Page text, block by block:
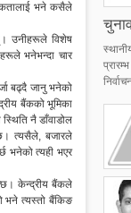
भने कसैले
उनीहरूले विशेष
भनेभन्दा चार
बढ्दै जानु भनेको
बैंकको भूमिका
नै डाँवाडोल
त्यसैले, बजारले
भनेको त्यही भएर
केन्द्रीय बैंकले
भने त्यस्तो बैंकिङ